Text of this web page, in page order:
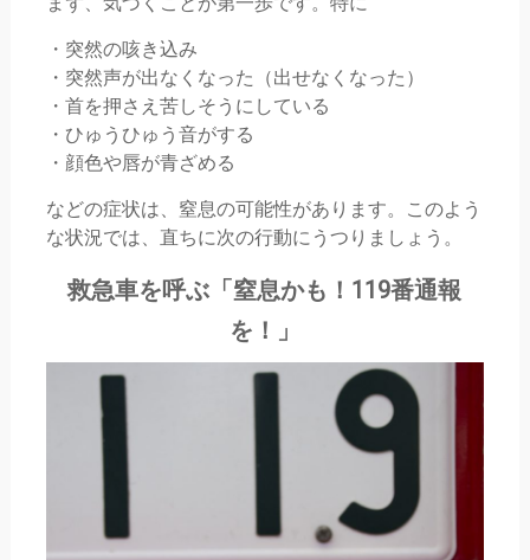
・突然の咳き込み
・突然声が出なくなった（出せなくなった）
・首を押さえ苦しそうにしている
・ひゅうひゅう音がする
・顔色や唇が青ざめる
などの症状は、窒息の可能性があります。このよう
な状況では、直ちに次の行動にうつりましょう。
救急車を呼ぶ「窒息かも！119番通報
を！」